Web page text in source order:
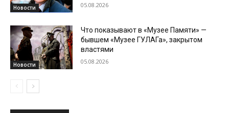
Новости 05.08.2026
Новости
Что показывают в «Музее Памяти» —
бывшем «Музее ГУЛАГа», закрытом
властями
05.08.2026